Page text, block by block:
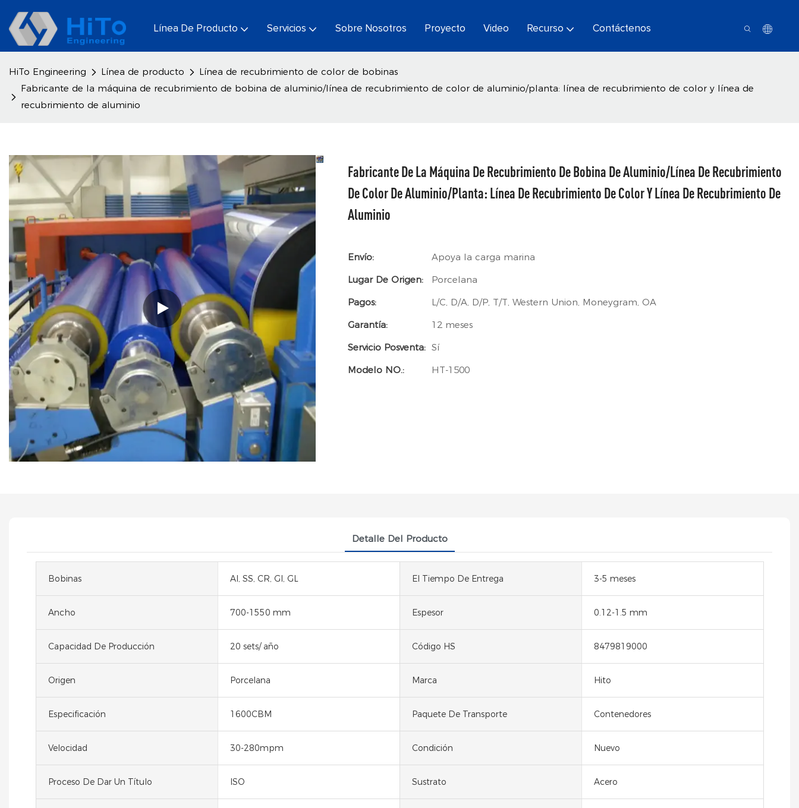
Línea De Producto Servicios Sobre Nosotros Proyecto Video Recurso Contáctenos
HiTo Engineering Línea de producto
Línea de recubrimiento de color de bobinas
Fabricante de la máquina de recubrimiento de bobina de aluminio/línea de recubrimiento de color de aluminio/planta: línea de recubrimiento de color y línea de
recubrimiento de aluminio
Fabricante De La Máquina De Recubrimiento De Bobina De Aluminio/línea De Recubrimiento
De Color De Aluminio/planta: Línea De Recubrimiento De Color Y Línea De Recubrimiento De
Aluminio
Envío:
Apoya la carga marina
Lugar De Origen:
Porcelana
Pagos:
L/C, D/A, D/P, T/T, Western Union, Moneygram, OA
Garantía:
12 meses
Servicio Posventa: Sí
Modelo NO.:
HT-1500
Detalle Del Producto
Bobinas Al, SS, CR, GI, GL El Tiempo De Entrega 3-5 meses
Ancho 700-1550 mm Espesor 0.12-1.5 mm
Capacidad De Producción 20 sets/ año Código HS 8479819000
Origen Porcelana Marca Hito
Especificación 1600CBM Paquete De Transporte Contenedores
Velocidad 30-280mpm Condición Nuevo
Proceso De Dar Un Título ISO Sustrato Acero